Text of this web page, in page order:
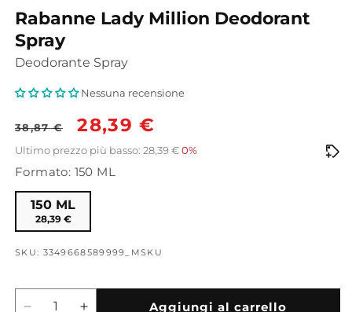
modale
Rabanne Lady Million Deodorant
Spray
Deodorante Spray
Nessuna recensione
Prezzo
di
listino
38,87 €
Prezzo
scontato
28,39 €
Ultimo prezzo più basso: 28,39 €0%
Formato: 150 ML
150 ML
28,39 €
SKU: 3349668589999_MSKU
Aggiungi al carrello